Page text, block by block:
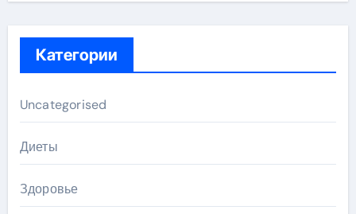
Категории
Uncategorised
Диеты
Здоровье